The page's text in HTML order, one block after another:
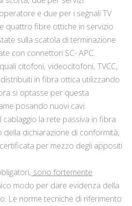
e due per i segnali TV
quattro fibre ottiche in servizio
sulla scatola di terminazione
con connettori SC- APC.
citofoni, videocitofoni, TVCC,
in fibra ottica utilizzando
si optasse per questa
posando nuovi cavi.
la rete passiva in fibra
della dichiarazione di conformità,
per mezzo degli appositi
sono fortemente
modo per dare evidenza della
Le norme tecniche di riferimento